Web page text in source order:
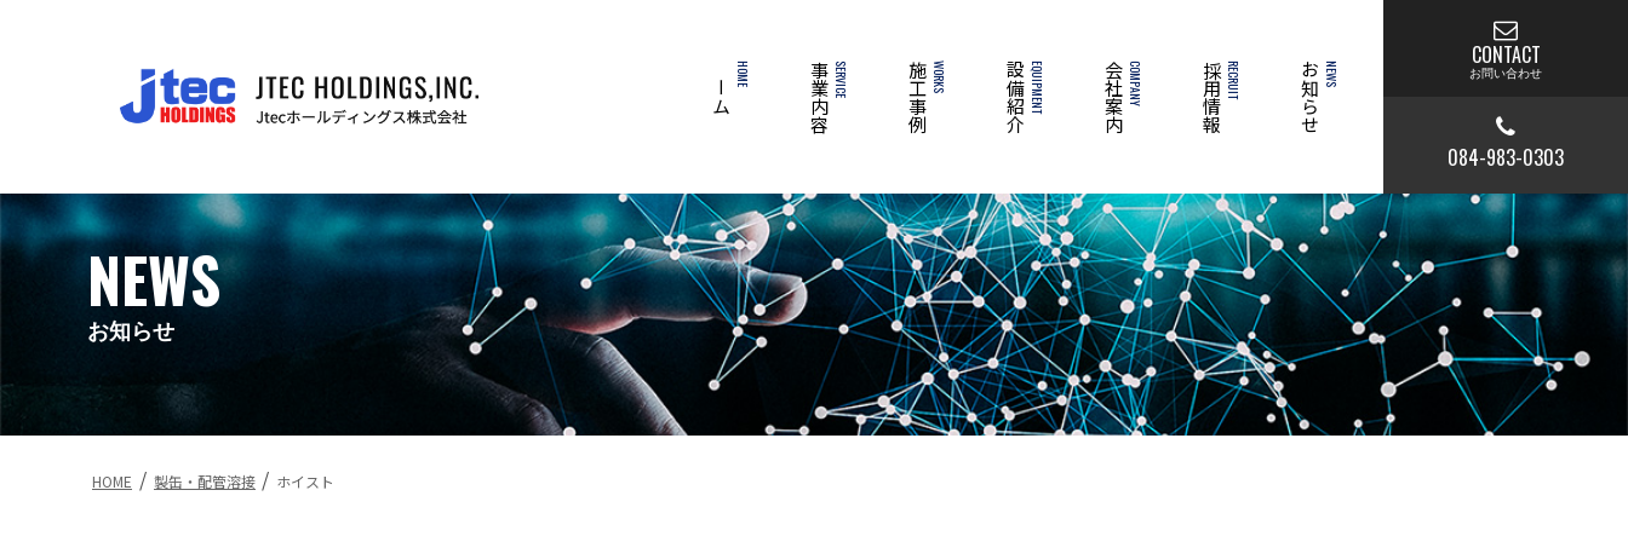
HOME
ホーム SERVICE
事業内容 WORKS
施工事例 EQUIPMENT
設備紹介 COMPANY
会社案内 RECRUIT
採用情報 NEWS
お知らせ
CONTACT
お問い合わせ
084-983-0303
NEWS
お知らせ
HOME / 製缶・配管溶接 / ホイスト